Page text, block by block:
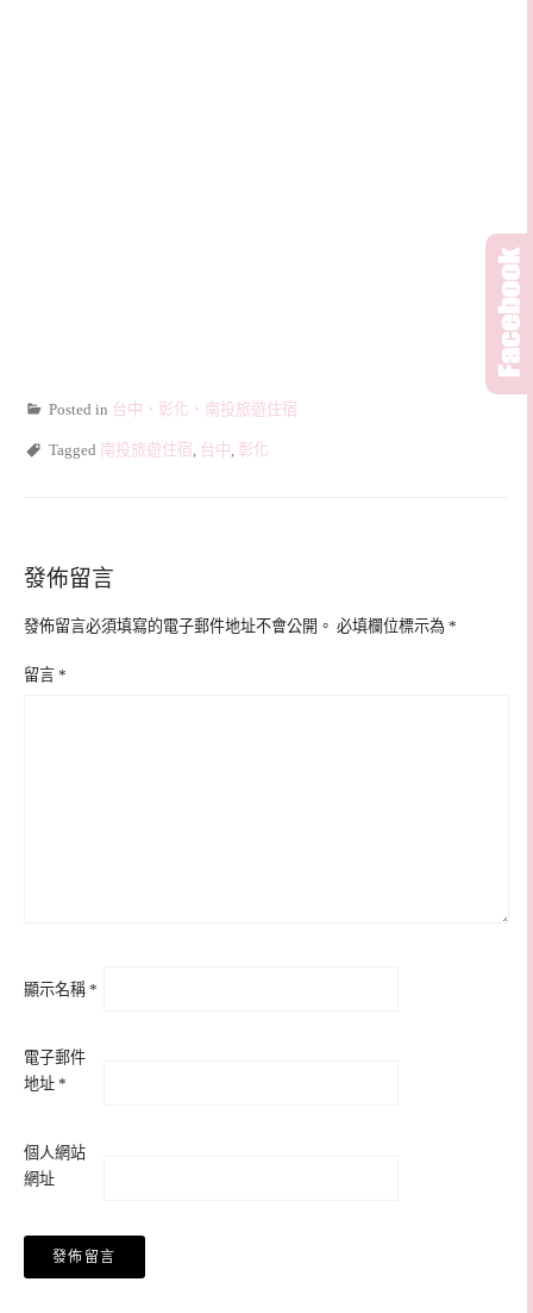
Posted in 台中、彰化、南投旅遊住宿
Tagged 南投旅遊住宿, 台中, 彰化
發佈留言
發佈留言必須填寫的電子郵件地址不會公開。 必填欄位標示為 *
留言 *
顯示名稱 *
電子郵件
地址 *
個人網站
網址